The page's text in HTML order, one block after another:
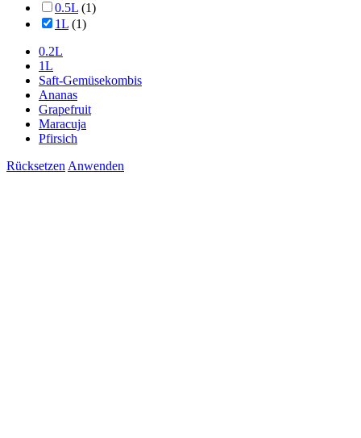
0.5L (1)
1L (1)
0.2L
1L
Saft-Gemüsekombis
Ananas
Grapefruit
Maracuja
Pfirsich
Rücksetzen Anwenden